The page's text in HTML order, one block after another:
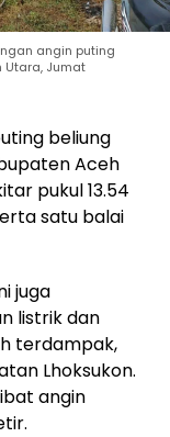
angin puting
Utara, Jumat
beliung
Aceh
pukul 13.54
satu balai
juga
listrik dan
terdampak,
Lhoksukon.
angin